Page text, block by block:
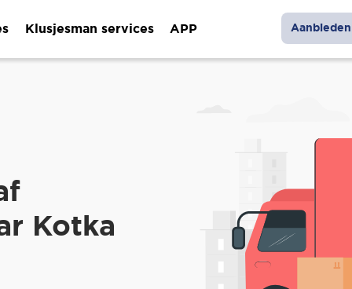
Klusjesman services APP
Kotka